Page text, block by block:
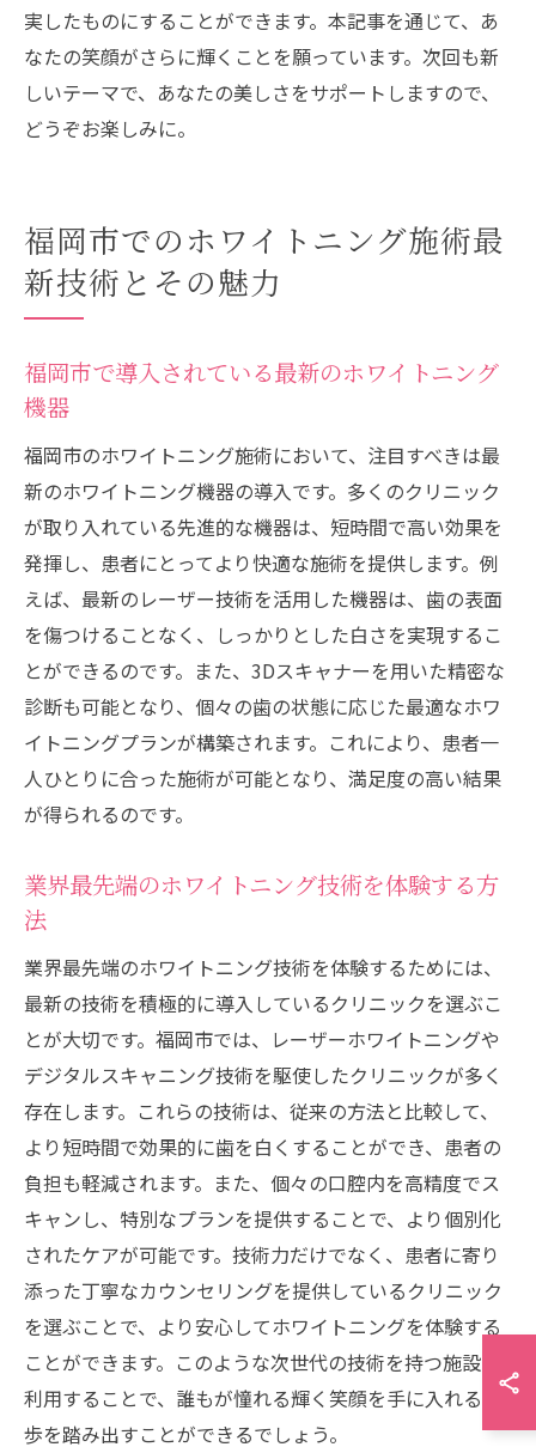
実したものにすることができます。本記事を通じて、あ
なたの笑顔がさらに輝くことを願っています。次回も新
しいテーマで、あなたの美しさをサポートしますので、
どうぞお楽しみに。
福岡市でのホワイトニング施術最
新技術とその魅力
福岡市で導入されている最新のホワイトニング
機器
福岡市のホワイトニング施術において、注目すべきは最
新のホワイトニング機器の導入です。多くのクリニック
が取り入れている先進的な機器は、短時間で高い効果を
発揮し、患者にとってより快適な施術を提供します。例
えば、最新のレーザー技術を活用した機器は、歯の表面
を傷つけることなく、しっかりとした白さを実現するこ
とができるのです。また、3Dスキャナーを用いた精密な
診断も可能となり、個々の歯の状態に応じた最適なホワ
イトニングプランが構築されます。これにより、患者一
人ひとりに合った施術が可能となり、満足度の高い結果
が得られるのです。
業界最先端のホワイトニング技術を体験する方
法
業界最先端のホワイトニング技術を体験するためには、
最新の技術を積極的に導入しているクリニックを選ぶこ
とが大切です。福岡市では、レーザーホワイトニングや
デジタルスキャニング技術を駆使したクリニックが多く
存在します。これらの技術は、従来の方法と比較して、
より短時間で効果的に歯を白くすることができ、患者の
負担も軽減されます。また、個々の口腔内を高精度でス
キャンし、特別なプランを提供することで、より個別化
されたケアが可能です。技術力だけでなく、患者に寄り
添った丁寧なカウンセリングを提供しているクリニック
を選ぶことで、より安心してホワイトニングを体験する
ことができます。このような次世代の技術を持つ施設を
利用することで、誰もが憧れる輝く笑顔を手に入れる一
歩を踏み出すことができるでしょう。